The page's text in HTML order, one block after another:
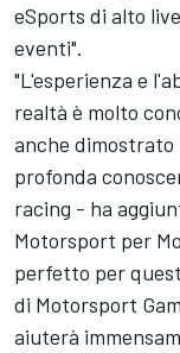
eSports di alto
eventi".
"L'esperienza e
realtà è molto
anche dimostrato
profonda
racing - ha
Motorsport per
perfetto per
di Motorsport
aiuterà